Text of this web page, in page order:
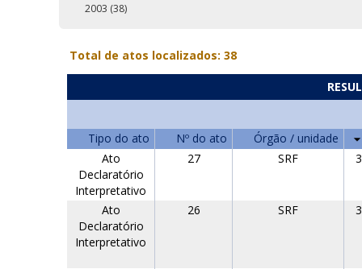
2003 (38)
Total de atos localizados: 38
Tipo do ato Nº do ato
Órgão / unidade
Ato
Declaratório
Interpretativo
27 SRF
Ato
Declaratório
Interpretativo
26 SRF